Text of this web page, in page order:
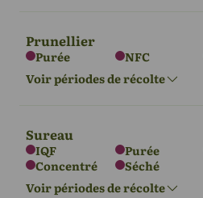
L'Europe Asie
Amérique du
Nord
Amérique du
Sud
Prunellier
Purée NFC
Voir périodes de récolte
L'Europe
Sept - Nov
Sureau
IQF Purée
Concentré
Séché
Voir périodes de récolte